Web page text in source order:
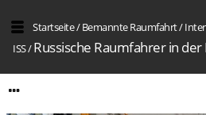
Startseite/Bemannte Raumfahrt/
ISS/Russische Raumfahrer in der